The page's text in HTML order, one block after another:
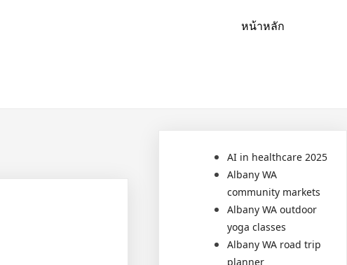
หน้าหลัก
AI in healthcare 2025
Albany WA
community markets
Albany WA outdoor
yoga classes
Albany WA road trip
planner